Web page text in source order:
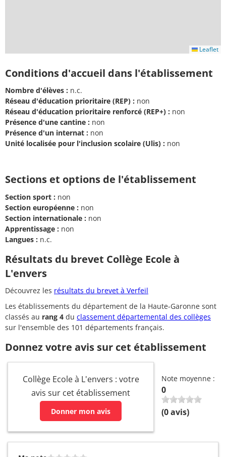
Leaflet
Conditions d'accueil dans l'établissement
Nombre d'élèves : n.c.
Réseau d'éducation prioritaire (REP) : non
Réseau d'éducation prioritaire renforcé (REP+) : non
Présence d'une cantine : non
Présence d'un internat : non
Unité localisée pour l'inclusion scolaire (Ulis) : non
Sections et options de l'établissement
Section sport : non
Section européenne : non
Section internationale : non
Apprentissage : non
Langues : n.c.
Résultats du brevet Collège Ecole à
L'envers
Découvrez les résultats du brevet à Verfeil
Les établissements du département de la Haute-Garonne sont
classés au rang 4 du classement départemental des collèges
sur l'ensemble des 101 départements français.
Donnez votre avis sur cet établissement
Collège Ecole à L'envers : votre
avis sur cet établissement
Donner mon avis
Note moyenne :
0
(0avis)